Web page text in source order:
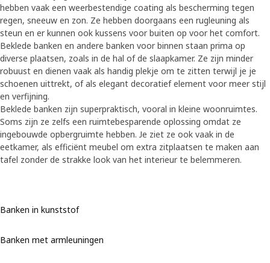
hebben vaak een weerbestendige coating als bescherming tegen
regen, sneeuw en zon. Ze hebben doorgaans een rugleuning als
steun en er kunnen ook kussens voor buiten op voor het comfort.
Beklede banken en andere banken voor binnen staan prima op
diverse plaatsen, zoals in de hal of de slaapkamer. Ze zijn minder
robuust en dienen vaak als handig plekje om te zitten terwijl je je
schoenen uittrekt, of als elegant decoratief element voor meer stijl
en verfijning.
Beklede banken zijn superpraktisch, vooral in kleine woonruimtes.
Soms zijn ze zelfs een ruimtebesparende oplossing omdat ze
ingebouwde opbergruimte hebben. Je ziet ze ook vaak in de
eetkamer, als efficiënt meubel om extra zitplaatsen te maken aan
tafel zonder de strakke look van het interieur te belemmeren.
Banken in kunststof
Banken met armleuningen